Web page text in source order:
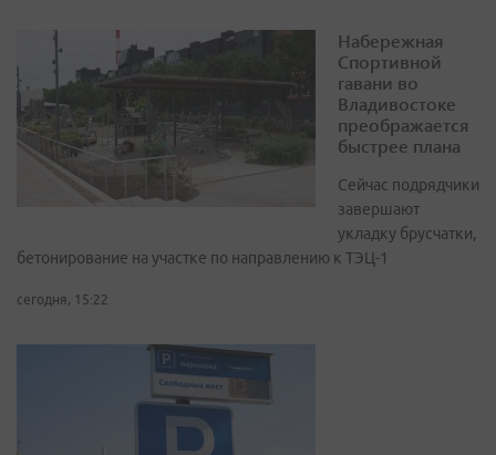
Набережная
Спортивной
гавани во
Владивостоке
преображается
быстрее плана
Сейчас подрядчики
завершают
укладку брусчатки,
бетонирование на участке по направлению к ТЭЦ-1
сегодня, 15:22